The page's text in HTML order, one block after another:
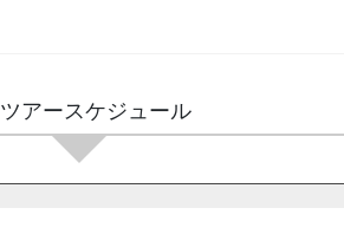
ツアースケジュール